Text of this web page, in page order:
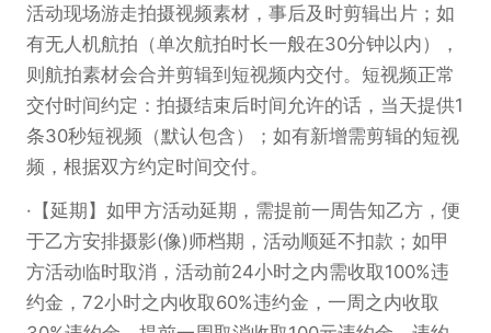
活动现场游走拍摄视频素材，事后及时剪辑出片；如
有无人机航拍（单次航拍时长一般在30分钟以内），
则航拍素材会合并剪辑到短视频内交付。短视频正常
交付时间约定：拍摄结束后时间允许的话，当天提供1
条30秒短视频（默认包含）；如有新增需剪辑的短视
频，根据双方约定时间交付。
【延期】如甲方活动延期，需提前一周告知乙方，便
于乙方安排摄影(像)师档期，活动顺延不扣款；如甲
方活动临时取消，活动前24小时之内需收取100%违
约金，72小时之内收取60%违约金，一周之内收取